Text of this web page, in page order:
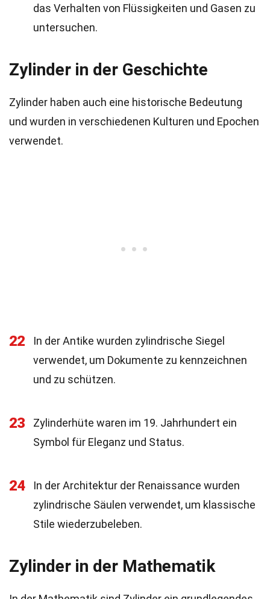
das Verhalten von Flüssigkeiten und Gasen zu
untersuchen.
Zylinder in der Geschichte
Zylinder haben auch eine historische Bedeutung
und wurden in verschiedenen Kulturen und Epochen
verwendet.
22
In der Antike wurden zylindrische Siegel
verwendet, um Dokumente zu kennzeichnen
und zu schützen.
23
Zylinderhüte waren im 19. Jahrhundert ein
Symbol für Eleganz und Status.
24
In der Architektur der Renaissance wurden
zylindrische Säulen verwendet, um klassische
Stile wiederzubeleben.
Zylinder in der Mathematik